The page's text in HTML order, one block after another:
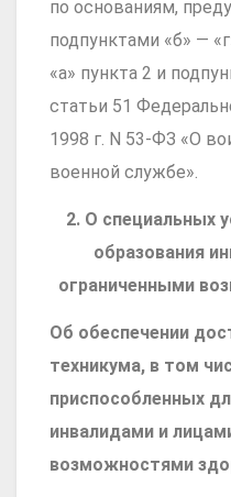
по основаниям,
подпунктами «б» —
«а» пункта 2 и
статьи 51
1998 г. N 53-ФЗ «О
военной службе».
2. О специальных
образования
ограниченными
Об обеспечении
техникума, в том
приспособленных
инвалидами и
возможностями